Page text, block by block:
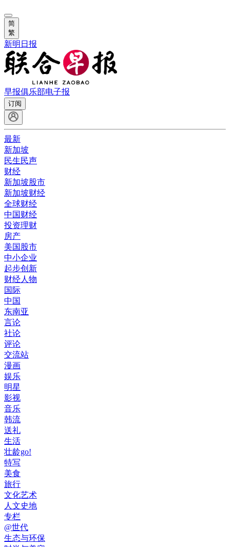
简
繁
新明日报
早报俱乐部电子报
订阅
最新
新加坡
民生民声
财经
新加坡股市
新加坡财经
全球财经
中国财经
投资理财
房产
美国股市
中小企业
起步创新
财经人物
国际
中国
东南亚
言论
社论
评论
交流站
漫画
娱乐
明星
影视
音乐
韩流
送礼
生活
壮龄go!
特写
美食
旅行
文化艺术
人文史地
专栏
@世代
生态与环保